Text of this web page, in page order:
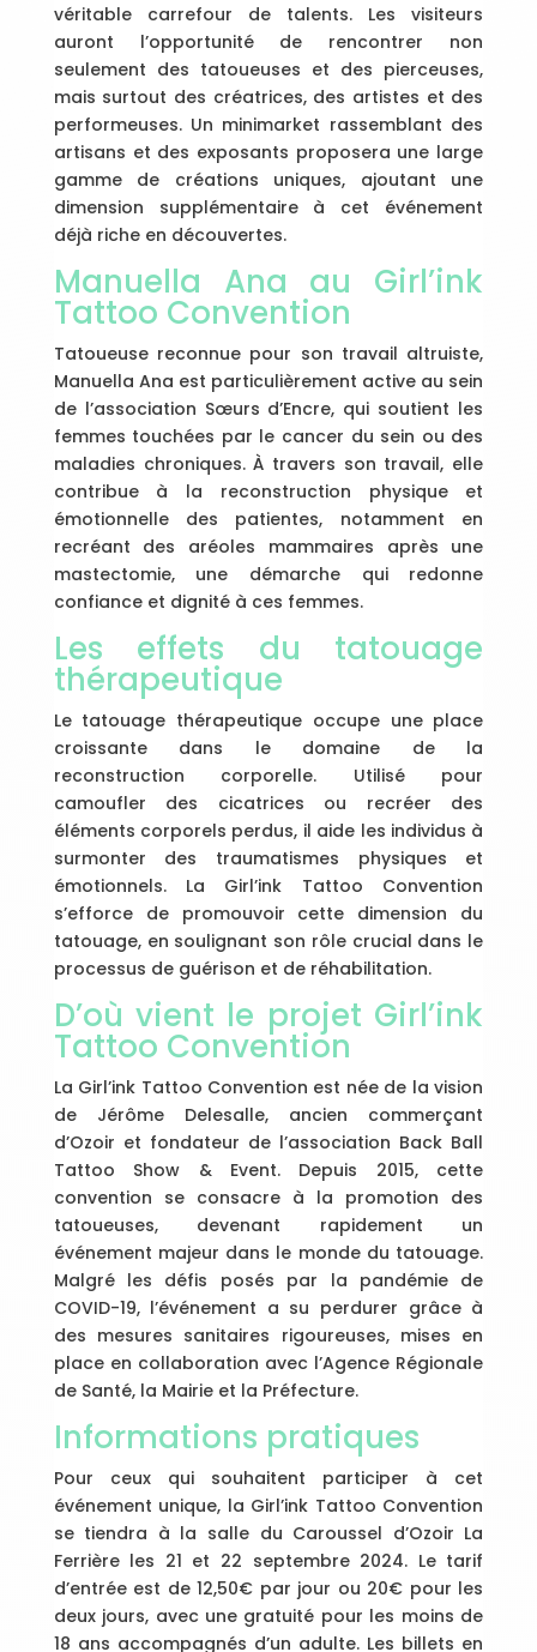
véritable carrefour de talents. Les visiteurs
auront l’opportunité de rencontrer non
seulement des tatoueuses et des pierceuses,
mais surtout des créatrices, des artistes et des
performeuses. Un minimarket rassemblant des
artisans et des exposants proposera une large
gamme de créations uniques, ajoutant une
dimension supplémentaire à cet événement
déjà riche en découvertes.
Manuella Ana au Girl’ink
Tattoo Convention
Tatoueuse reconnue pour son travail altruiste,
Manuella Ana est particulièrement active au sein
de l’association Sœurs d’Encre, qui soutient les
femmes touchées par le cancer du sein ou des
maladies chroniques. À travers son travail, elle
contribue à la reconstruction physique et
émotionnelle des patientes, notamment en
recréant des aréoles mammaires après une
mastectomie, une démarche qui redonne
confiance et dignité à ces femmes.
Les effets du tatouage
thérapeutique
Le tatouage thérapeutique occupe une place
croissante dans le domaine de la
reconstruction corporelle. Utilisé pour
camoufler des cicatrices ou recréer des
éléments corporels perdus, il aide les individus à
surmonter des traumatismes physiques et
émotionnels. La Girl’ink Tattoo Convention
s’efforce de promouvoir cette dimension du
tatouage, en soulignant son rôle crucial dans le
processus de guérison et de réhabilitation.
D’où vient le projet Girl’ink
Tattoo Convention
La Girl’ink Tattoo Convention est née de la vision
de Jérôme Delesalle, ancien commerçant
d’Ozoir et fondateur de l’association Back Ball
Tattoo Show & Event. Depuis 2015, cette
convention se consacre à la promotion des
tatoueuses, devenant rapidement un
événement majeur dans le monde du tatouage.
Malgré les défis posés par la pandémie de
COVID-19, l’événement a su perdurer grâce à
des mesures sanitaires rigoureuses, mises en
place en collaboration avec l’Agence Régionale
de Santé, la Mairie et la Préfecture.
Informations pratiques
Pour ceux qui souhaitent participer à cet
événement unique, la Girl’ink Tattoo Convention
se tiendra à la salle du Caroussel d’Ozoir La
Ferrière les 21 et 22 septembre 2024. Le tarif
d’entrée est de 12,50€ par jour ou 20€ pour les
deux jours, avec une gratuité pour les moins de
18 ans accompagnés d’un adulte. Les billets en